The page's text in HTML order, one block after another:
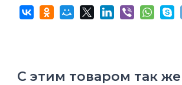
С этим товаром так